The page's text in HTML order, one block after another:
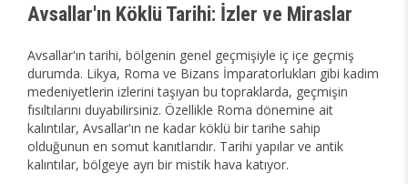
Avsallar'ın Köklü Tarihi: İzler ve Miraslar
Avsallar'ın tarihi, bölgenin genel geçmişiyle iç içe geçmiş
durumda. Likya, Roma ve Bizans İmparatorlukları gibi kadim
medeniyetlerin izlerini taşıyan bu topraklarda, geçmişin
fısıltılarını duyabilirsiniz. Özellikle Roma dönemine ait
kalıntılar, Avsallar'ın ne kadar köklü bir tarihe sahip
olduğunun en somut kanıtlarıdır. Tarihi yapılar ve antik
kalıntılar, bölgeye ayrı bir mistik hava katıyor.